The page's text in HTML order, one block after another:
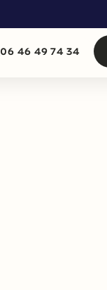
06 46 49 74 34